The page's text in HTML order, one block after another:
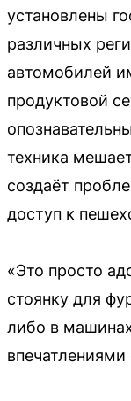
установлены
различных
автомобилей
продуктовой
техника
создаёт
доступ к
«Это просто
стоянку для
либо в